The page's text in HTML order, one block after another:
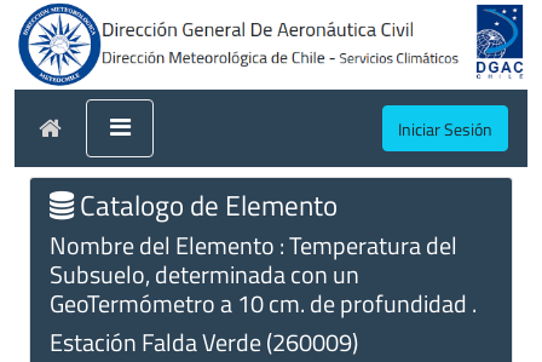
Iniciar Sesión
Catalogo de Elemento
Nombre del Elemento : Temperatura del
Subsuelo, determinada con un
GeoTermómetro a 10 cm. de profundidad .
Estación Falda Verde (260009)